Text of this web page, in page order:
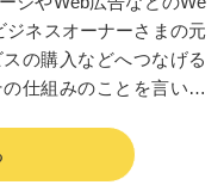
ネスオーナーさまの元
の購入などへつなげる
仕組みのことを言いま
するお悩み相談につい
できた弊社がお応えす